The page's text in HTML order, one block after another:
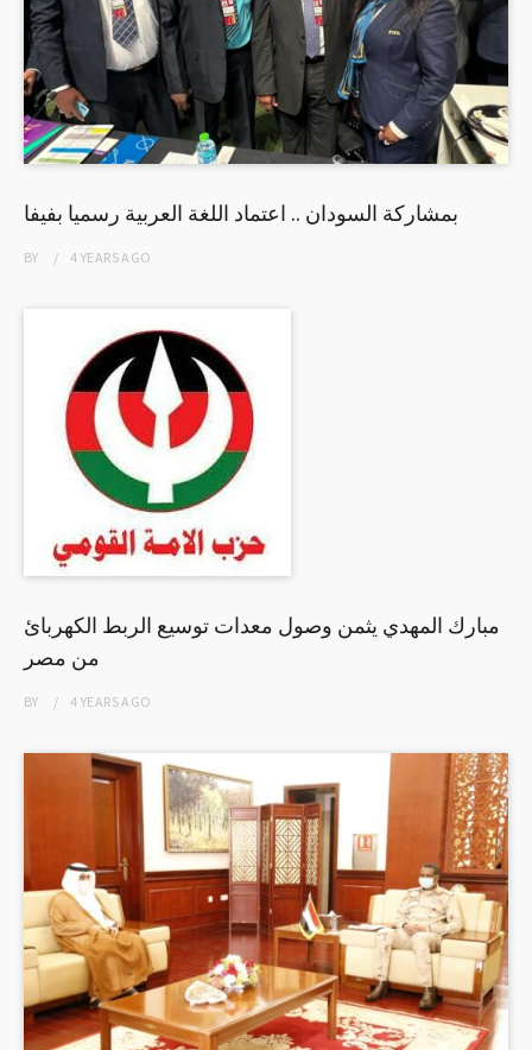
بمشاركة السودان .. اعتماد اللغة العربية رسميا بفيفا
BY 4 YEARSAGO
مبارك المهدي يثمن وصول معدات توسيع الربط الكهربائ
من مصر
BY 4 YEARSAGO